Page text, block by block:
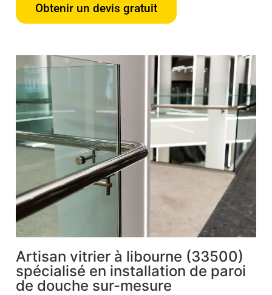
Obtenir un devis gratuit
Artisan vitrier à libourne (33500)
spécialisé en installation de paroi
de douche sur-mesure